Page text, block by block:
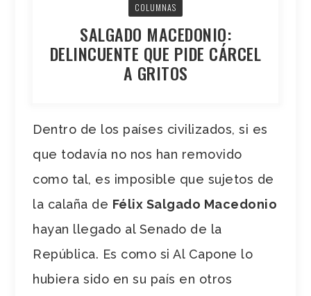
COLUMNAS
SALGADO MACEDONIO:
DELINCUENTE QUE PIDE CÁRCEL
A GRITOS
Dentro de los países civilizados, si es
que todavía no nos han removido
como tal, es imposible que sujetos de
la calaña de Félix Salgado Macedonio
hayan llegado al Senado de la
República. Es como si Al Capone lo
hubiera sido en su país en otros